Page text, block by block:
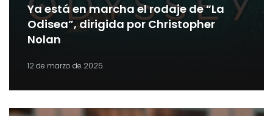
Ya está en marcha el rodaje de “La
Odisea”, dirigida por Christopher
Nolan
12 de marzo de 2025